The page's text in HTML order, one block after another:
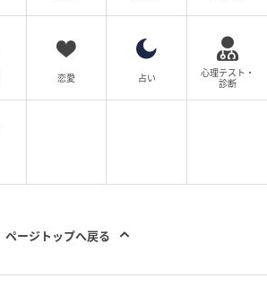
恋愛 占い
心理テスト・
診断
ページトップへ戻る